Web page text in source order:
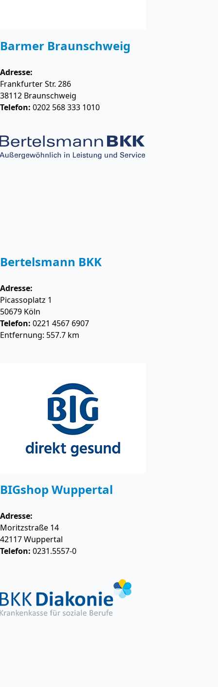
Barmer Braunschweig
Adresse:
Frankfurter Str. 286
38112 Braunschweig
Telefon: 0202 568 333 1010
Bertelsmann BKK
Adresse:
Picassoplatz 1
50679 Köln
Telefon: 0221 4567 6907
Entfernung: 557.7 km
BIGshop Wuppertal
Adresse:
Moritzstraße 14
42117Wuppertal
Telefon: 0231.5557-0